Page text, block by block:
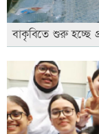
বাকৃবিতে শুরু হচ্ছে